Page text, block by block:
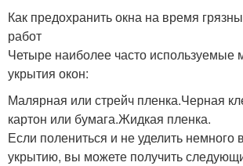
Как предохранить окна на время
работ
Четыре наиболее часто используемые
укрытия окон:
Малярная или стрейч пленка.Черная
картон или бумага.Жидкая пленка.
Если полениться и не уделить немного
укрытию, вы можете получить